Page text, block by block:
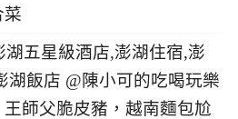
菜
王師父脆皮豬，越南麵包尬